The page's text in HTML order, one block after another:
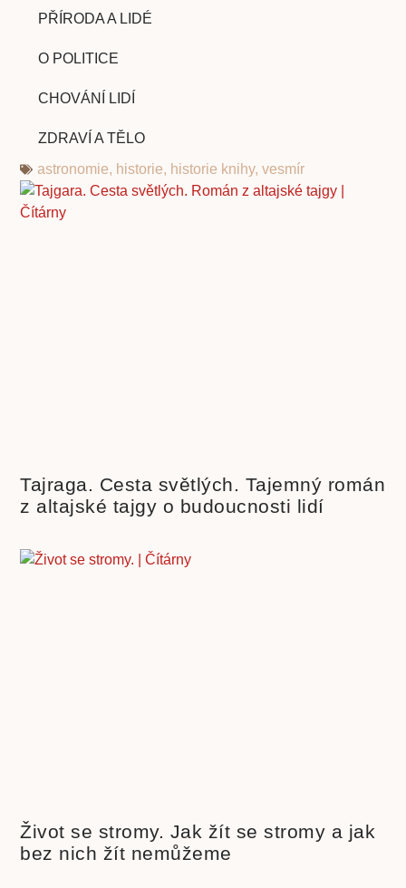
PŘÍRODA A LIDÉ
O POLITICE
CHOVÁNÍ LIDÍ
ZDRAVÍ A TĚLO
astronomie, historie, historie knihy,vesmír
Tajraga. Cesta světlých. Tajemný román
z altajské tajgy o budoucnosti lidí
Život se stromy. Jak žít se stromy a jak
bez nich žít nemůžeme